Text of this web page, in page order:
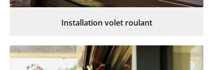
Installation volet roulant